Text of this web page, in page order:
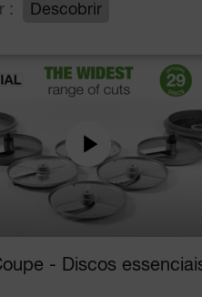
: Descobrir
- Discos